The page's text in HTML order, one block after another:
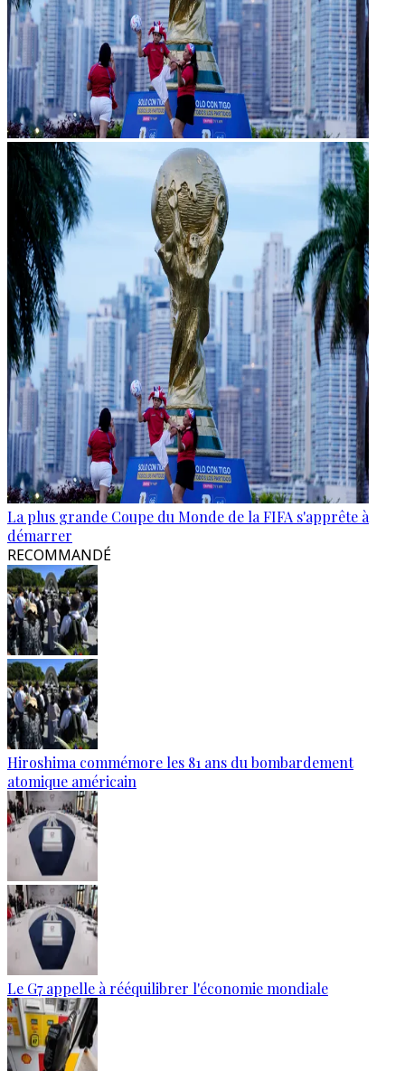
La plus grande Coupe du Monde de la FIFA s'apprête à
démarrer
RECOMMANDÉ
Hiroshima commémore les 81 ans du bombardement
atomique américain
Le G7 appelle à rééquilibrer l'économie mondiale